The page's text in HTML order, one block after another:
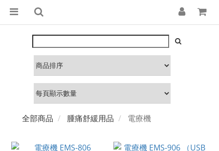
全部商品 腫痛舒緩用品 電療機